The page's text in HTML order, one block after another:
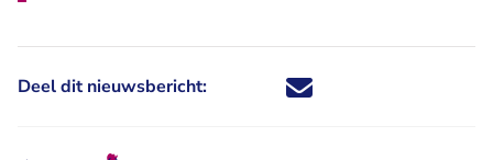
Deel dit nieuwsbericht: Deel dit nieuwsbericht via X -
Deel dit nieuwsbericht via
Deel dit nieuwsbericht
Deel dit